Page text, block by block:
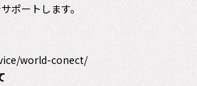
ポートします。
world-conect/